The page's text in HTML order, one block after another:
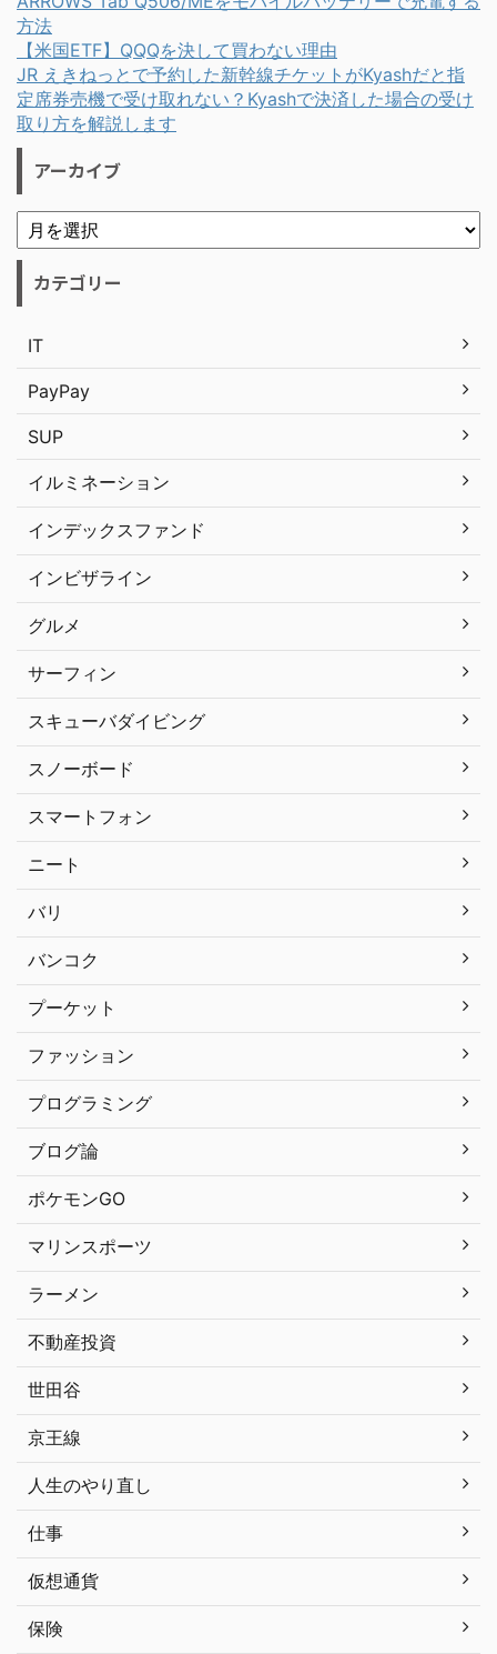
方法
【米国ETF】QQQを決して買わない理由
JR えきねっとで予約した新幹線チケットがKyashだと指
定席券売機で受け取れない？Kyashで決済した場合の受け
取り方を解説します
アーカイブ
カテゴリー
IT
PayPay
SUP
イルミネーション
インデックスファンド
インビザライン
グルメ
サーフィン
スキューバダイビング
スノーボード
スマートフォン
ニート
バリ
バンコク
プーケット
ファッション
プログラミング
ブログ論
ポケモンGO
マリンスポーツ
ラーメン
不動産投資
世田谷
京王線
人生のやり直し
仕事
仮想通貨
保険